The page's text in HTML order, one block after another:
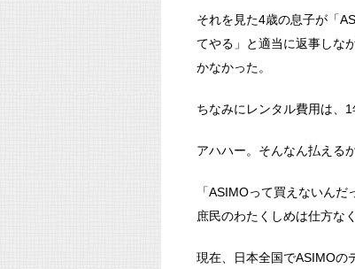
それを見た4歳の息子が「
てやる」と適当に返事しな
かなかった。
ちなみにレンタル費用は、
アハハー。そんなん払える
「ASIMOって買えないん
庶民のわたくしめは仕方な
現在、日本全国でASIMOの